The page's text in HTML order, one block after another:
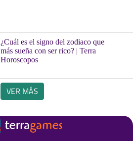
¿Cuál es el signo del zodiaco que
más sueña con ser rico? | Terra
Horoscopos
VER MÁS